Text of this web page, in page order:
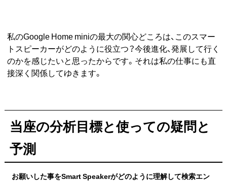
私のGoogle Home miniの最大の関心どころは、このスマー
トスピーカーがどのように役立つ？今後進化、発展して行く
のかを感じたいと思ったからです。それは私の仕事にも直
接深く関係してゆきます。
当座の分析目標と使っての疑問と
予測
お願いした事をSmart Speakerがどのように理解して検索エン